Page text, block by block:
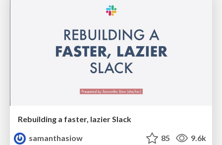
Rebuilding a faster, lazier Slack
samanthasiow
85 9.6k